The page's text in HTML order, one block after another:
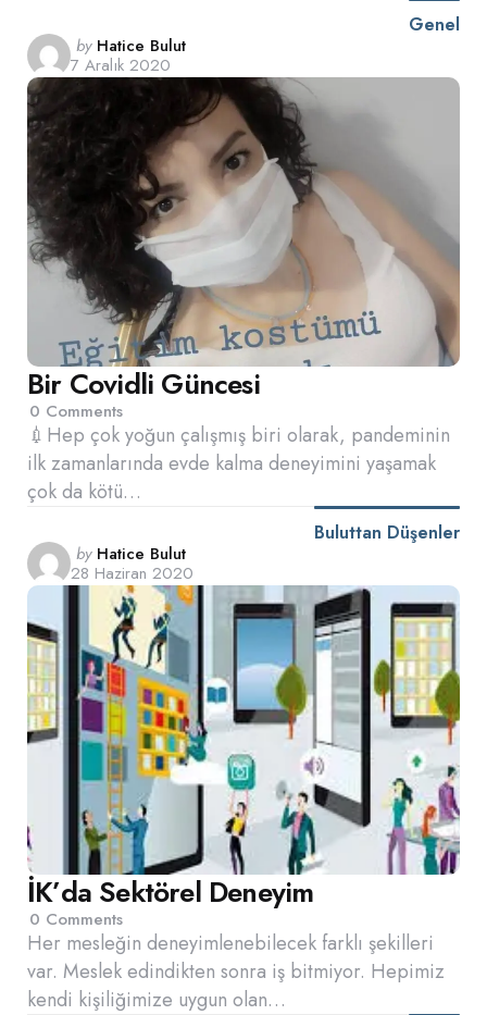
Genel
Posted
by
by Hatice Bulut
7 Aralık 2020
Bir Covidli Güncesi
0 Comments
💉Hep çok yoğun çalışmış biri olarak, pandeminin
ilk zamanlarında evde kalma deneyimini yaşamak
çok da kötü…
Buluttan Düşenler
Posted
by
by Hatice Bulut
28 Haziran 2020
İK’da Sektörel Deneyim
0 Comments
Her mesleğin deneyimlenebilecek farklı şekilleri
var. Meslek edindikten sonra iş bitmiyor. Hepimiz
kendi kişiliğimize uygun olan…